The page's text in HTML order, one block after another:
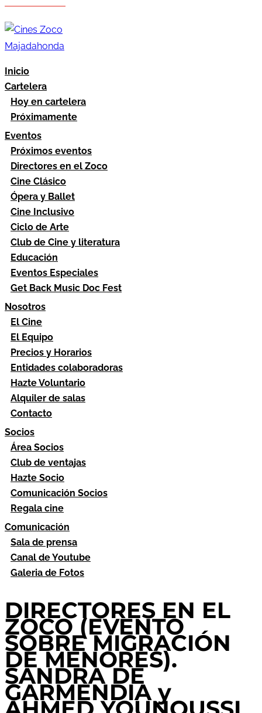
Inicio
Cartelera
Hoy en cartelera
Próximamente
Eventos
Próximos eventos
Directores en el Zoco
Cine Clásico
Ópera y Ballet
Cine Inclusivo
Ciclo de Arte
Club de Cine y literatura
Educación
Eventos Especiales
Get Back Music Doc Fest
Nosotros
El Cine
El Equipo
Precios y Horarios
Entidades colaboradoras
Hazte Voluntario
Alquiler de salas
Contacto
Socios
Área Socios
Club de ventajas
Hazte Socio
Comunicación Socios
Regala cine
Comunicación
Sala de prensa
Canal de Youtube
Galeria de Fotos
DIRECTORES EN EL
ZOCO (EVENTO
SOBRE MIGRACIÓN
DE MENORES).
SANDRA DE
GARMENDIA y